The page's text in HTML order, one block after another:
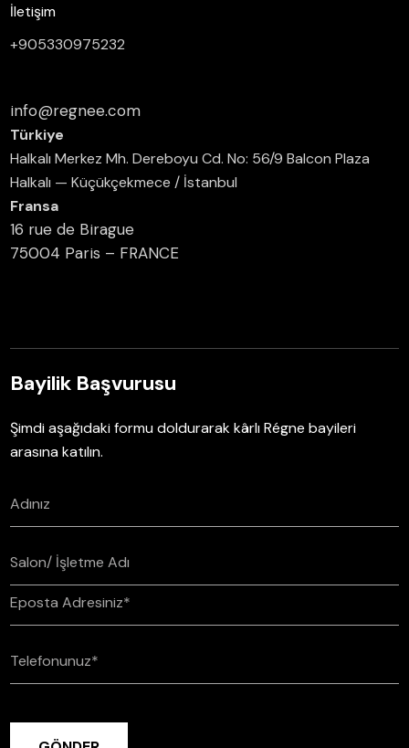
İletişim
+905330975232
info@regnee.com
Türkiye
Halkalı Merkez Mh. Dereboyu Cd. No: 56/9 Balcon Plaza
Halkalı — Küçükçekmece / İstanbul
Fransa
16 rue de Birague
75004 Paris – FRANCE
Bayilik Başvurusu
Şimdi aşağıdaki formu doldurarak kârlı Régne bayileri
arasına katılın.